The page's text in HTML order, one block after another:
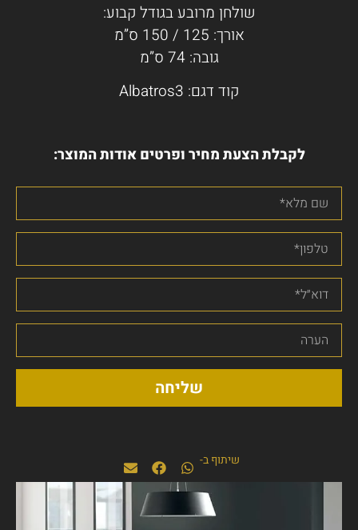
שולחן מרובע בגודל קבוע:
אורך: 125 / 150 ס”מ
גובה: 74 ס”מ
קוד דגם: Albatros3
לקבלת הצעת מחיר ופרטים אודות המוצר:
שליחה
שיתוף ב-